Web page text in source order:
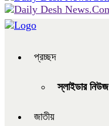
প্রচ্ছদ
স্লাইডার নিউজ
জাতীয়